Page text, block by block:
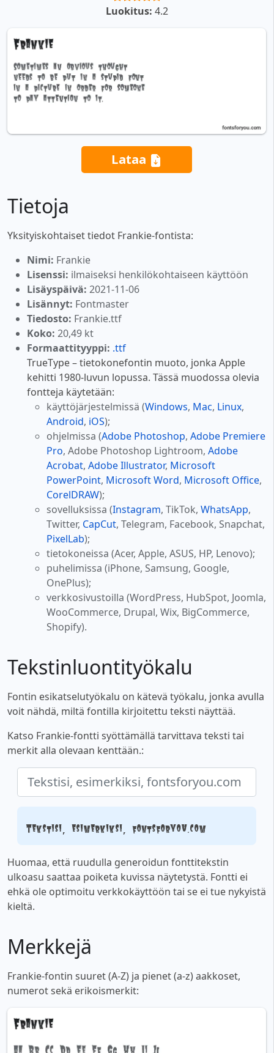
Luokitus: 4.2
Lataa
Tietoja
Yksityiskohtaiset tiedot Frankie-fontista:
Nimi: Frankie
Lisenssi: ilmaiseksi henkilökohtaiseen käyttöön
Lisäyspäivä: 2021-11-06
Lisännyt: Fontmaster
Tiedosto: Frankie.ttf
Koko: 20,49 kt
Formaattityyppi: .ttf
TrueType – tietokonefontin muoto, jonka Apple
kehitti 1980-luvun lopussa. Tässä muodossa olevia
fontteja käytetään:
käyttöjärjestelmissä (Windows, Mac, Linux,
Android, iOS);
ohjelmissa (Adobe Photoshop, Adobe Premiere
Pro, Adobe Photoshop Lightroom, Adobe
Acrobat, Adobe Illustrator, Microsoft
PowerPoint, Microsoft Word, Microsoft Office,
CorelDRAW);
sovelluksissa (Instagram, TikTok, WhatsApp,
Twitter, CapCut, Telegram, Facebook, Snapchat,
PixelLab);
tietokoneissa (Acer, Apple, ASUS, HP, Lenovo);
puhelimissa (iPhone, Samsung, Google,
OnePlus);
verkkosivustoilla (WordPress, HubSpot, Joomla,
WooCommerce, Drupal, Wix, BigCommerce,
Shopify).
Tekstinluontityökalu
Fontin esikatselutyökalu on kätevä työkalu, jonka avulla
voit nähdä, miltä fontilla kirjoitettu teksti näyttää.
Katso Frankie-fontti syöttämällä tarvittava teksti tai
merkit alla olevaan kenttään.:
Tekstisi, esimerkiksi, fontsforyou.com
Huomaa, että ruudulla generoidun fonttitekstin
ulkoasu saattaa poiketa kuvissa näytetystä. Fontti ei
ehkä ole optimoitu verkkokäyttöön tai se ei tue nykyistä
kieltä.
Merkkejä
Frankie-fontin suuret (A-Z) ja pienet (a-z) aakkoset,
numerot sekä erikoismerkit: